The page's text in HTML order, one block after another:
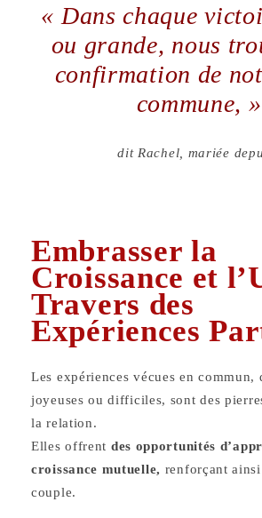
« Dans chaque
ou grande, nous
confirmation de
commune, »
dit Rachel, mariée
Embrasser la
Croissance et
Travers des
Expériences
Les expériences vécues en commun,
joyeuses ou difficiles, sont des
la relation.
Elles offrent des opportunités
croissance mutuelle, renforçant
couple.